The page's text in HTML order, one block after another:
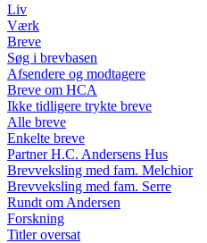
Liv
Værk
Breve
Søg i brevbasen
Afsendere og modtagere
Breve om HCA
Ikke tidligere trykte breve
Alle breve
Enkelte breve
Partner H.C. Andersens Hus
Brevveksling med fam. Melchior
Brevveksling med fam. Serre
Rundt om Andersen
Forskning
Titler oversat